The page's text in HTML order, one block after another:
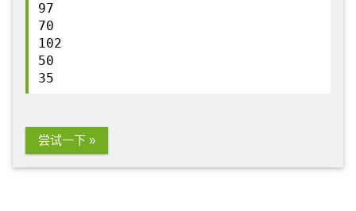
97
70
102
50
35
尝试一下 »